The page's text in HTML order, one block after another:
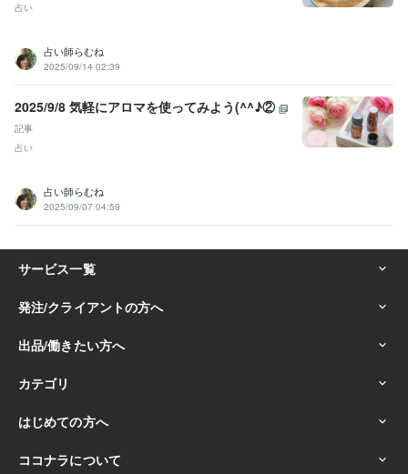
占い
占い師らむね
2025/09/14 02:39
2025/9/8 気軽にアロマを使ってみよう(^^♪②
記事
占い
占い師らむね
2025/09/07 04:59